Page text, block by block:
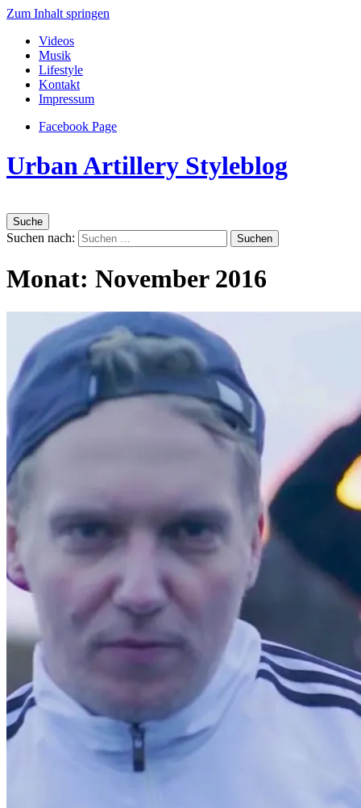
Zum Inhalt springen
Videos
Musik
Lifestyle
Kontakt
Impressum
Facebook Page
Urban Artillery Styleblog
Suche
Suchen nach:
Monat: November 2016